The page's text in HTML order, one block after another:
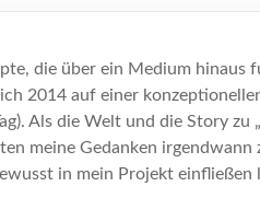
die über ein Medium hinaus
2014 auf einer
Als die Welt und die Story zu
meine Gedanken
in mein Projekt einfließen